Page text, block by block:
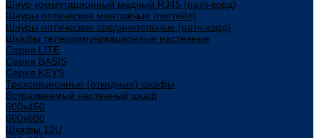
Шнур коммутационный медный RJ45 (патч-корд)
Шнуры оптические монтажные (пигтейл)
Шнуры оптические соединительные (патч-корд)
Шкафы телекоммуникационные настенные
Cерия LITE
Cерия BASIS
Cерия KEYS
Трехсекционные (откидные) шкафы
Встраиваемый настенный шкаф
600x450
600x600
Шкафы 12U